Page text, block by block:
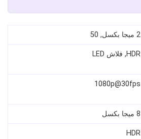
2 ميجا بكسل, 50
HDR, فلاش LED
1080p@30fps
8 ميجا بكسل
HDR